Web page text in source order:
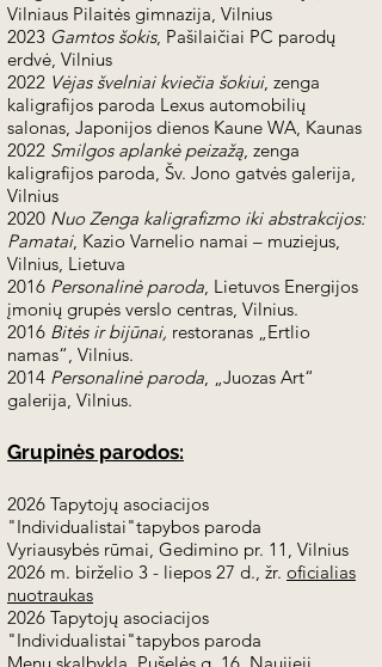
Vilniaus Pilaitės gimnazija, Vilnius
2023 Gamtos šokis, Pašilaičiai PC parodų
erdvė, Vilnius
2022 Vėjas švelniai kviečia šokiui, zenga
kaligrafijos paroda Lexus automobilių
salonas, Japonijos dienos Kaune WA, Kaunas
2022 Smilgos aplankė peizažą, zenga
kaligrafijos paroda, Šv. Jono gatvės galerija,
Vilnius
2020 Nuo Zenga kaligrafizmo iki abstrakcijos:
Pamatai, Kazio Varnelio namai – muziejus,
Vilnius, Lietuva​
2016 Personalinė paroda, Lietuvos Energijos
įmonių grupės verslo centras, Vilnius.
2016 Bitės ir bijūnai, restoranas „Ertlio
namas“, Vilnius.
2014 Personalinė paroda, „Juozas Art“
galerija, Vilnius.
Grupinės parodos:
2026 Tapytojų asociacijos
"Individualistai"tapybos paroda
Vyriausybės rūmai, Gedimino pr. 11, Vilnius
2026 m. birželio 3 - liepos 27 d., žr. oficialias
nuotraukas
2026 Tapytojų asociacijos
"Individualistai"tapybos paroda